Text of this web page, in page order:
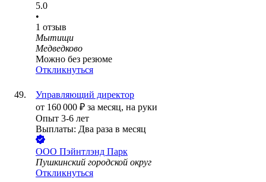
5.0
•
1 отзыв
Мытищи
Медведково
Можно без резюме
Откликнуться
Управляющий директор
от 160 000 ₽ за месяц, на руки
Опыт 3-6 лет
Выплаты: Два раза в месяц
ООО Пэйнтлэнд Парк
Пушкинский городской округ
Откликнуться